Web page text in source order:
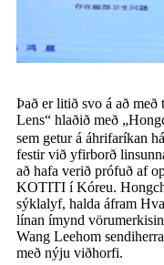
Það er litið svo á að
Lens“ hlaðið með
sem getur á áhrifaríkan
festir við yfirborð
að hafa verið prófuð af
KOTITI í Kóreu.
sýklalyf, halda áfram
línan ímynd
Wang Leehom sendiherra
með nýju viðhorfi.